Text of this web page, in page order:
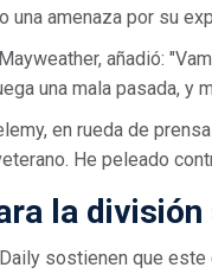
una amenaza por su
añadió:
una mala pasada, y
en rueda de
He peleado
la
sostienen que